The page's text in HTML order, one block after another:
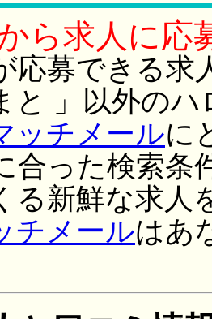
ら求人に応
応募できる求
」以外のハ
ッチメールに
合った検索条
る新鮮な求人
チメールはあ